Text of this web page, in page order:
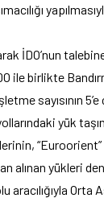
İDO’nun
ile birlikte
sayısının 5’e
yük
alınan yükleri
aracılığıyla